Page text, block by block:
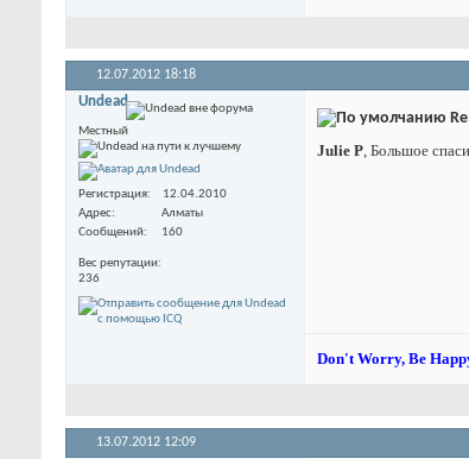
12.07.2012 18:18
Undead
Местный
Регистрация
12.04.2010
Адрес
Алматы
Сообщений
160
Вес репутации
236
Julie P , Большое
Don't Worry, Be
13.07.2012 12:09